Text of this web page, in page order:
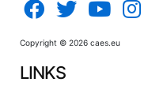
Copyright © 2026 caes.eu
LINKS